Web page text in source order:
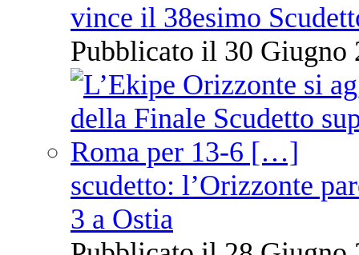
vince il 38esimo
Pubblicato il 30 Giugno
scudetto: l’Orizzonte
3 a Ostia